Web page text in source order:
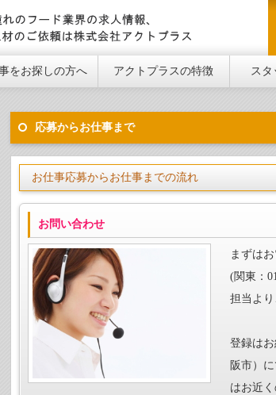
憧れのフード業界の求人情報、人材のご依頼は株式会社アクトプラス
をお探しの方へ アクトプラスの特徴 スタ
応募からお仕事まで
お仕事応募からお仕事までの流れ
お問い合わせ
まずは
(関東：
担当よ
登録は
阪市）
はお近